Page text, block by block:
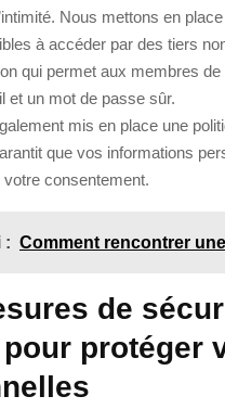
Nous mettons en
à accéder par des tiers
qui permet aux membres
et un mot de passe sûr.
mis en place une
que vos informations
consentement.
: Comment rencontrer
de
protéger